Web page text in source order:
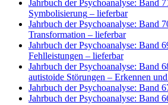
Jahrbuch der Psychoanalyse: Band
Symbolisierung – lieferbar
Jahrbuch der Psychoanalyse: Band
Transformation – lieferbar
Jahrbuch der Psychoanalyse: Band
Fehlleistungen – lieferbar
Jahrbuch der Psychoanalyse: Band
autistoide Störungen – Erkennen
Jahrbuch der Psychoanalyse: Band
Jahrbuch der Psychoanalyse: Band